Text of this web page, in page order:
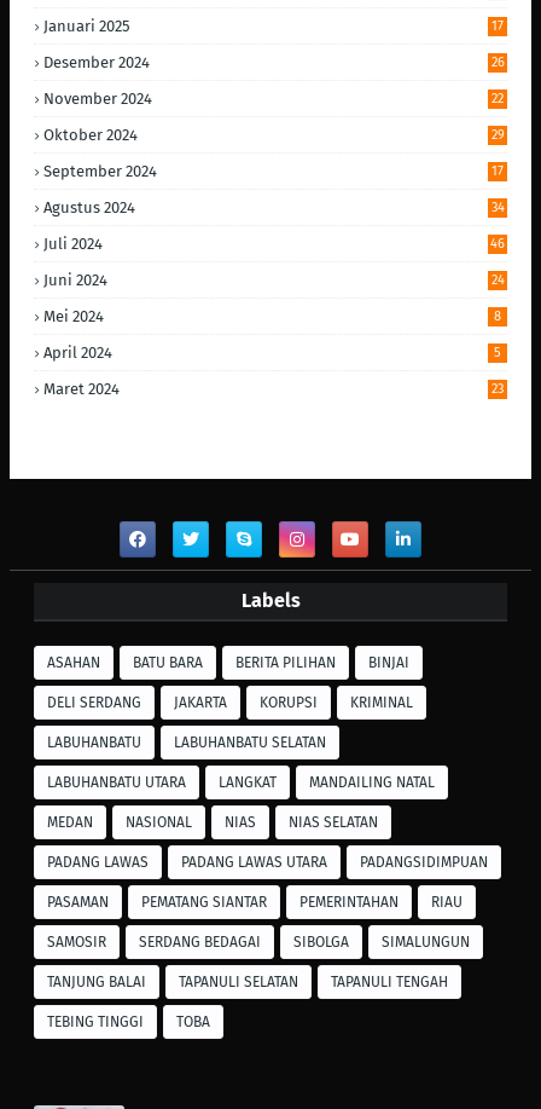
Januari 2025 17
Desember 2024 26
November 2024 22
Oktober 2024 29
September 2024 17
Agustus 2024 34
Juli 2024 46
Juni 2024 24
Mei 2024 8
April 2024 5
Maret 2024 23
Labels
ASAHAN BATU BARA BERITA PILIHAN BINJAI
DELI SERDANG JAKARTA KORUPSI KRIMINAL
LABUHANBATU LABUHANBATU SELATAN
LABUHANBATU UTARA LANGKAT MANDAILING NATAL
MEDAN NASIONAL NIAS NIAS SELATAN
PADANG LAWAS PADANG LAWAS UTARA PADANGSIDIMPUAN
PASAMAN PEMATANG SIANTAR PEMERINTAHAN RIAU
SAMOSIR SERDANG BEDAGAI SIBOLGA SIMALUNGUN
TANJUNG BALAI TAPANULI SELATAN TAPANULI TENGAH
TEBING TINGGI TOBA